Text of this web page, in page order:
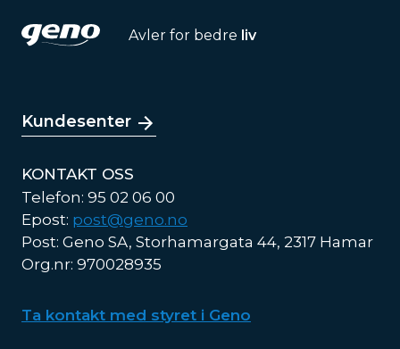
Avler for bedre liv
Kundesenter
KONTAKT OSS
Telefon: 95 02 06 00
Epost: post@geno.no
Post: Geno SA, Storhamargata 44, 2317 Hamar
Org.nr: 970028935
Ta kontakt med styret i Geno